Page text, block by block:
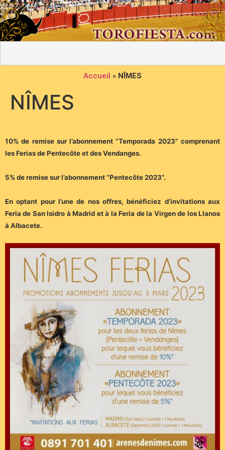
Accueil » NÎMES
NÎMES
10% de remise sur l’abonnement “Temporada 2023” comprenant
les Ferias de Pentecôte et des Vendanges.
5% de remise sur l’abonnement “Pentecôte 2023”.
En optant pour l’une de nos offres, bénéficiez d’invitations aux
Feria de San Isidro à Madrid et à la Feria de la Virgen de los Llanos
à Albacete.